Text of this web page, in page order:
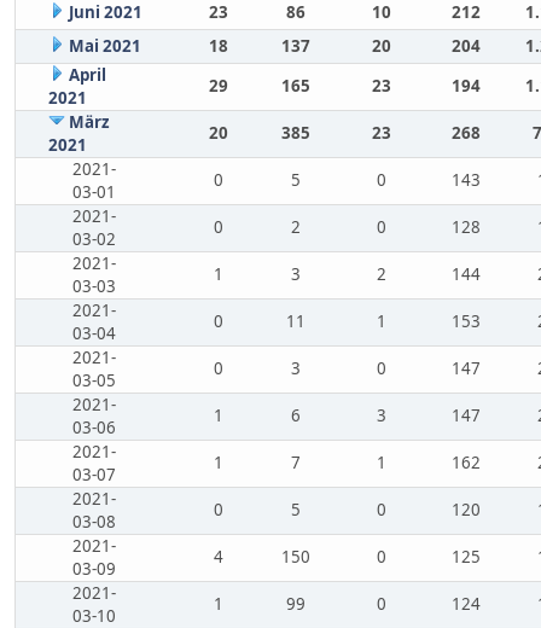
Juni 2021
23 86 10 212
Mai 2021
18 137 20 204
April
2021
29 165 23 194
März
2021
20 385 23 268
2021-
03-01
0 5 0 143
2021-
03-02
0 2 0 128
2021-
03-03
1 3 2 144
2021-
03-04
0 11 1 153
2021-
03-05
0 3 0 147
2021-
03-06
1 6 3 147
2021-
03-07
1 7 1 162
2021-
03-08
0 5 0 120
2021-
03-09
4 150 0 125
2021-
03-10
1 99 0 124